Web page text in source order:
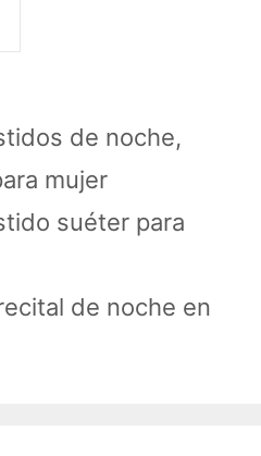
de noche,
mujer
suéter para
de noche en